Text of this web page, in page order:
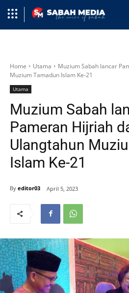
Home Utama
Muzium Sabah lancar
Muzium Tamadun Islam Ke-21
Utama
Muzium Sabah
Pameran Hijriah
Ulangtahun
Islam Ke-21
By editor03 April 5, 2023